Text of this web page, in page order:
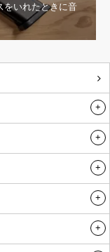
をいれたときに音